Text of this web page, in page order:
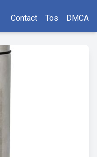
Contact Tos DMCA